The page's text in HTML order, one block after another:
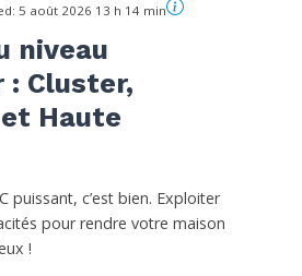
5 août 2026 13 h 14 min
niveau
: Cluster,
Haute
puissant, c’est bien. Exploiter
pour rendre votre maison
!